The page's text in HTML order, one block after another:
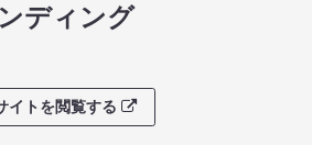
ディング
イトを閲覧する